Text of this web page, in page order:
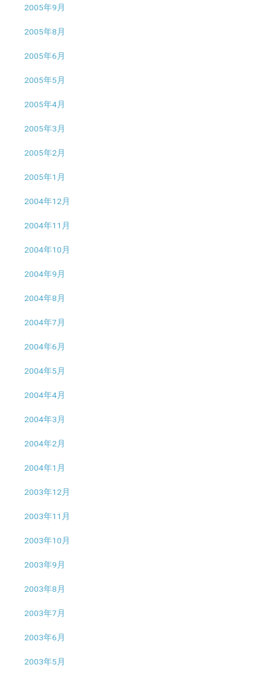
2005年9月
2005年8月
2005年6月
2005年5月
2005年4月
2005年3月
2005年2月
2005年1月
2004年12月
2004年11月
2004年10月
2004年9月
2004年8月
2004年7月
2004年6月
2004年5月
2004年4月
2004年3月
2004年2月
2004年1月
2003年12月
2003年11月
2003年10月
2003年9月
2003年8月
2003年7月
2003年6月
2003年5月